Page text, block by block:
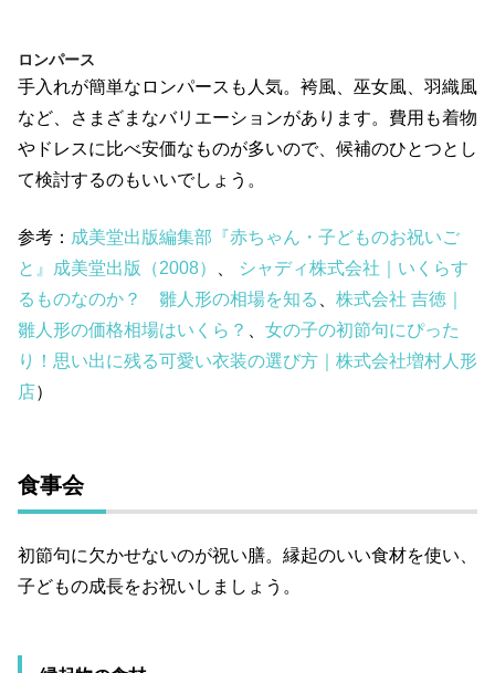
ロンパース
手入れが簡単なロンパースも人気。袴風、巫女風、羽織風
など、さまざまなバリエーションがあります。費用も着物
やドレスに比べ安価なものが多いので、候補のひとつとし
て検討するのもいいでしょう。
参考： 成美堂出版編集部『赤ちゃん・子どものお祝いご
と』成美堂出版（2008）
、
シャディ株式会社｜いくらす
るものなのか？ 雛人形の相場を知る 、 株式会社 吉徳｜
雛人形の価格相場はいくら？ 、 女の子の初節句にぴった
り！思い出に残る可愛い衣装の選び方｜株式会社増村人形
店）
食事会
初節句に欠かせないのが祝い膳。縁起のいい食材を使い、
子どもの成長をお祝いしましょう。